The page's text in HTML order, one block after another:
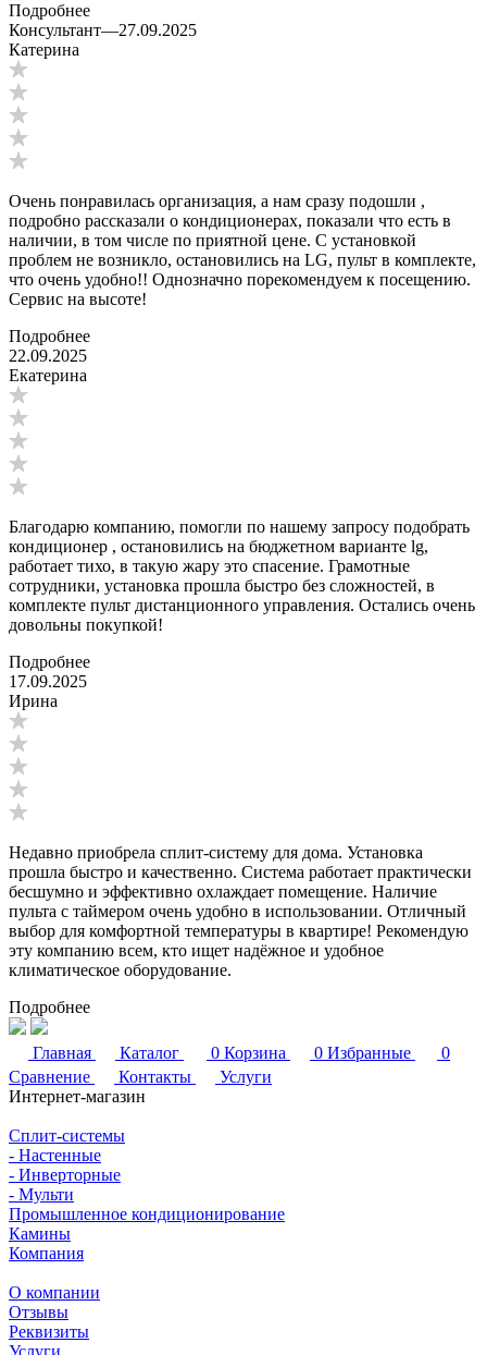
Подробнее
Консультант—27.09.2025
Катерина
Очень понравилась организация, а нам сразу подошли ,
подробно рассказали о кондиционерах, показали что есть в
наличии, в том числе по приятной цене. С установкой
проблем не возникло, остановились на LG, пульт в комплекте,
что очень удобно!! Однозначно порекомендуем к посещению.
Сервис на высоте!
Подробнее
22.09.2025
Екатерина
Благодарю компанию, помогли по нашему запросу подобрать
кондиционер , остановились на бюджетном варианте lg,
работает тихо, в такую жару это спасение. Грамотные
сотрудники, установка прошла быстро без сложностей, в
комплекте пульт дистанционного управления. Остались очень
довольны покупкой!
Подробнее
17.09.2025
Ирина
Недавно приобрела сплит-систему для дома. Установка
прошла быстро и качественно. Система работает практически
бесшумно и эффективно охлаждает помещение. Наличие
пульта с таймером очень удобно в использовании. Отличный
выбор для комфортной температуры в квартире! Рекомендую
эту компанию всем, кто ищет надёжное и удобное
климатическое оборудование.
Подробнее
Главная Каталог 0 Корзина 0 Избранные
0
Сравнение
Контакты
Услуги
Интернет-магазин
Сплит-системы
- Настенные
- Инверторные
- Мульти
Промышленное кондиционирование
Камины
Компания
О компании
Отзывы
Реквизиты